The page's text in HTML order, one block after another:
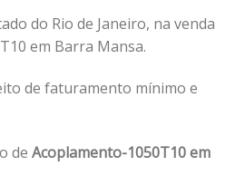
do Rio de Janeiro, na venda
em Barra Mansa.
de faturamento mínimo e
de Acoplamento-1050T10 em